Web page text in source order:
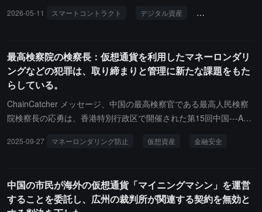
クをもたらすと述べています。その中で、核心的なリスクの一つは
読することが、金融システムの長期的なデータセキュリティに脅威
を与える可能性があるとされています。報告書は、各国の金融機関
に対し、暗号体系依存リストの整理を事前に行い、徐々に後量子暗
号学への移行の可行性を評価し、同時に機関間の調整を強化してシ
ステミックリスクの露出を低減することを提案しています。機会の
クロ経済予測、ストレステストなどの分野で金融機関の計算能力を
告書はG7中央銀行が量子技術を金融安定性評価フレームワークに
体系的に組み込むことを示しており、今後は世界の金融インフラが
ル資産専門人材の育成が含まれます。これにより、トークン証券や
用のセキュリティ検証ツールを開発し、韓国の金融規制環境に応じ
て検出ルールを継続的に更新します。同時に、この機関は「スマー
トコントラクトセキュリティガイドライン」を発表し、開発、展
開、運用の全プロセスをカバーし、セミナーや協力ネットワークな
どを通じて金融機関のデジタル資産セキュリティ能力を向上させる
2026-05-11 スマートコントラクト デジタル資産 韓国金融安全院
最高検察院の検察長：仮想通貨を利用したマネーロンダリ
ングなどの犯罪は、取り締まりと管理に新たな課題をもた
らしている。
ChainCatcher メッセージ、中国の最高検察官である最高人民検察
院検察長の応勇は、香港特別行政区で開催された第15回中国---ASE
などを利用したマネーロンダリング、賄賂の授受などの犯罪は、隠
や管理に新たな課題をもたらし、各国市民の財産安全を深刻に損な
い、各国の金融安全と社会の安定を著しく脅かすと指摘しました。
2025-09-27 マネーロンダリング防止 仮想資産 金融安全
中国の市民が海外の仮想通貨「マイニングマシン」を運営
することを委託し、広州の裁判所が関連する契約を無効と